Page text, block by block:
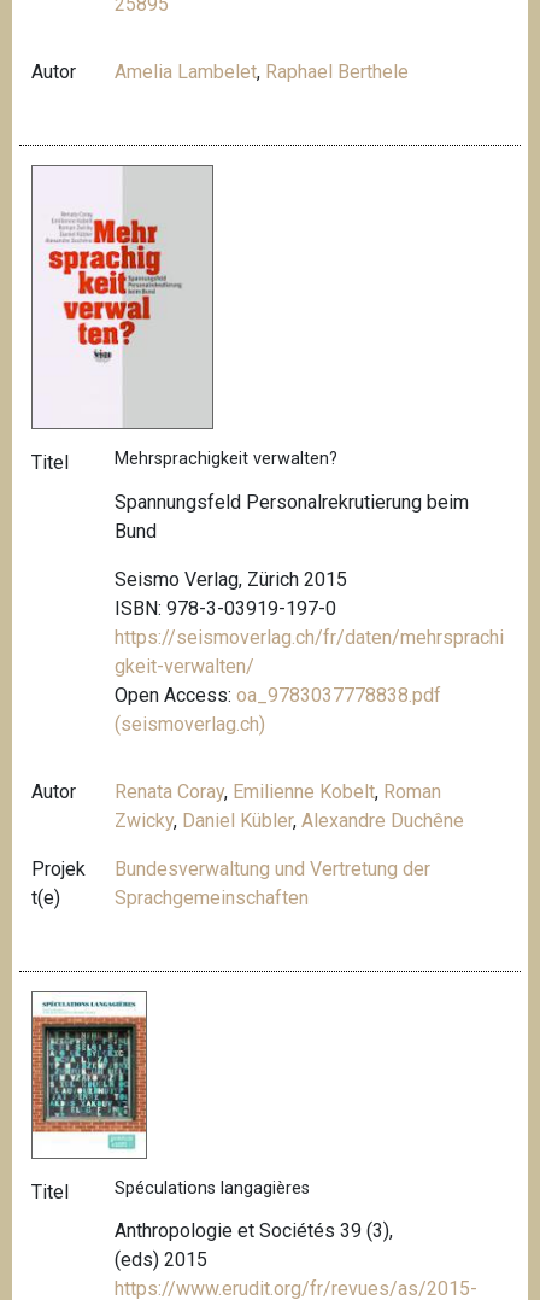
Autor Amelia Lambelet, Raphael Berthele
Titel Mehrsprachigkeit verwalten?
Spannungsfeld Personalrekrutierung beim
Bund
Seismo Verlag, Zürich 2015
ISBN: 978-3-03919-197-0
https://seismoverlag.ch/fr/daten/mehrsprachi
gkeit-verwalten/
Open Access:oa_9783037778838.pdf
(seismoverlag.ch)
Autor Renata Coray, Emilienne Kobelt, Roman
Zwicky, Daniel Kübler,Alexandre Duchêne
Projek
t(e)
Bundesverwaltung und Vertretung der
Sprachgemeinschaften
Titel Spéculations langagières
Anthropologie et Sociétés 39 (3),
(eds) 2015
https://www.erudit.org/fr/revues/as/2015-